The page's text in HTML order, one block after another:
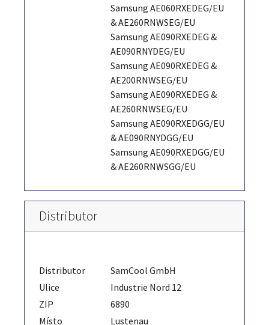
Samsung AE060RXEDEG/EU
& AE260RNWSEG/EU
Samsung AE090RXEDEG &
AE090RNYDEG/EU
Samsung AE090RXEDEG &
AE200RNWSEG/EU
Samsung AE090RXEDEG &
AE260RNWSEG/EU
Samsung AE090RXEDGG/EU
& AE090RNYDGG/EU
Samsung AE090RXEDGG/EU
& AE260RNWSGG/EU
Distributor
Distributor
SamCool GmbH
Ulice
Industrie Nord 12
ZIP
6890
Místo
Lustenau